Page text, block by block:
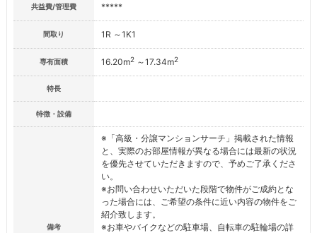
共益費/管理費 *****
間取り 1R ～1K1
専有面積 16.20m2～17.34m2
特長
特徴・設備
備考
※「高級・分譲マンションサーチ」掲載された情報
と、実際のお部屋情報が異なる場合には最新の状況
を優先させていただきますので、予めご了承くださ
い。
※お問い合わせいただいた段階で物件がご成約とな
った場合には、ご希望の条件に近い内容の物件をご
紹介致します。
※お車やバイクなどの駐車場、自転車の駐輪場の詳